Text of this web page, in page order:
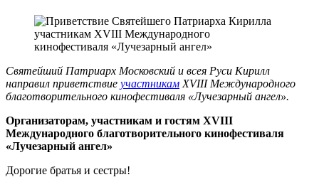
Святейший Патриарх Московский и всея Руси Кирилл
направил приветствие участникам XVIII Международного
благотворительного кинофестиваля «Лучезарный ангел».
Организаторам, участникам и гостям XVIII
Международного благотворительного кинофестиваля
«Лучезарный ангел»
Дорогие братья и сестры!